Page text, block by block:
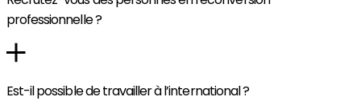
professionnelle ?
Est-il possible de travailler à l’international ?